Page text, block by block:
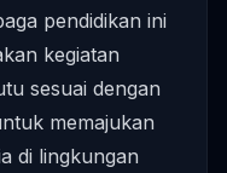
pendidikan ini
kegiatan
sesuai dengan
memajukan
di lingkungan